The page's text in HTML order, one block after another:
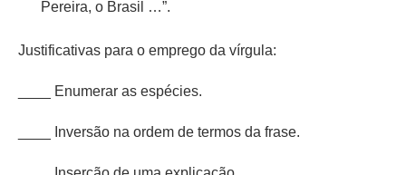
Pereira, o Brasil …”.
Justificativas para o emprego da vírgula:
____ Enumerar as espécies.
____ Inversão na ordem de termos da frase.